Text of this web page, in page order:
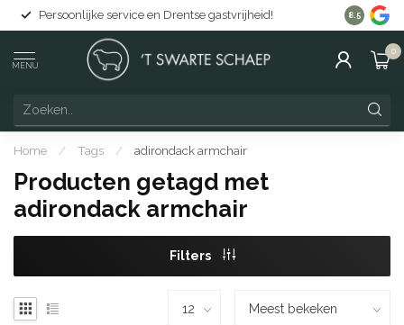
Persoonlijke service en Drentse gastvrijheid! Gratis
8.5
MENU
0
Home / Tags / adirondack armchair
Producten getagd met
adirondack armchair
Filters